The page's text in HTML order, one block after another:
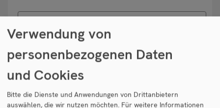
Beliebtheit erfreut
Weitestgehend regionale Rohstoffe und Produkte
weitem Kundennetz
Verwendung von
personenbezogenen Daten
und Cookies
Bitte die Dienste und Anwendungen von Drittanbietern
auswählen, die wir nutzen möchten. Für weitere Informationen